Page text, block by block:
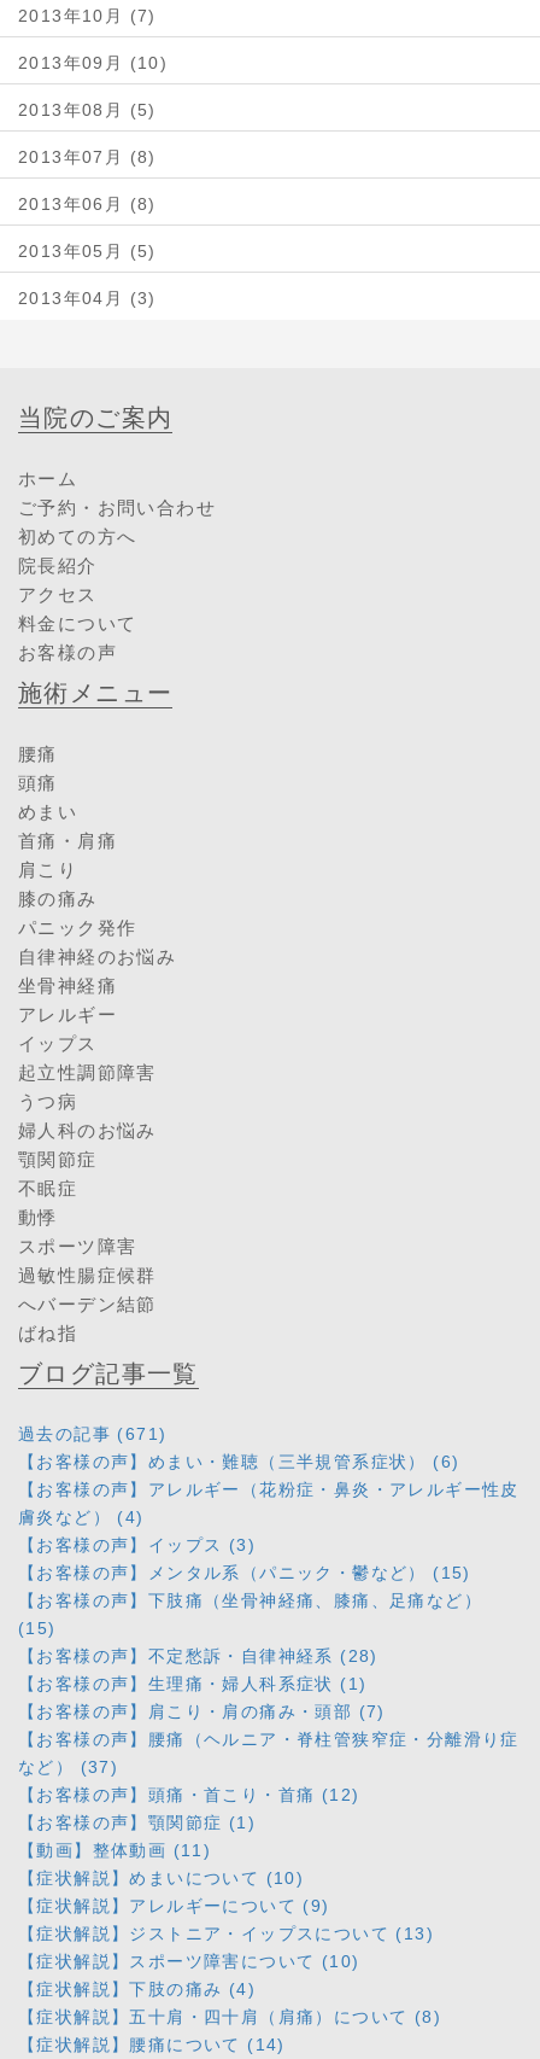
2013年10月 (7)
2013年09月 (10)
2013年08月 (5)
2013年07月 (8)
2013年06月 (8)
2013年05月 (5)
2013年04月 (3)
当院のご案内
ホーム
ご予約・お問い合わせ
初めての方へ
院長紹介
アクセス
料金について
お客様の声
施術メニュー
腰痛
頭痛
めまい
首痛・肩痛
肩こり
膝の痛み
パニック発作
自律神経のお悩み
坐骨神経痛
アレルギー
イップス
起立性調節障害
うつ病
婦人科のお悩み
顎関節症
不眠症
動悸
スポーツ障害
過敏性腸症候群
へバーデン結節
ばね指
ブログ記事一覧
過去の記事 (671)
【お客様の声】めまい・難聴（三半規管系症状） (6)
【お客様の声】アレルギー（花粉症・鼻炎・アレルギー性皮
膚炎など） (4)
【お客様の声】イップス (3)
【お客様の声】メンタル系（パニック・鬱など） (15)
【お客様の声】下肢痛（坐骨神経痛、膝痛、足痛など）
(15)
【お客様の声】不定愁訴・自律神経系 (28)
【お客様の声】生理痛・婦人科系症状 (1)
【お客様の声】肩こり・肩の痛み・頭部 (7)
【お客様の声】腰痛（ヘルニア・脊柱管狭窄症・分離滑り症
など） (37)
【お客様の声】頭痛・首こり・首痛 (12)
【お客様の声】顎関節症 (1)
【動画】整体動画 (11)
【症状解説】めまいについて (10)
【症状解説】アレルギーについて (9)
【症状解説】ジストニア・イップスについて (13)
【症状解説】スポーツ障害について (10)
【症状解説】下肢の痛み (4)
【症状解説】五十肩・四十肩（肩痛）について (8)
【症状解説】腰痛について (14)